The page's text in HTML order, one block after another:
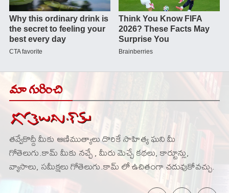
మా గురించి
తవ్వేకొద్దీ మీకు ఆణిముత్యాలు దొరికే సాహిత్య ఘని మీ
గోతెలుగు.కామ్ మీకు నచ్చే , మీరు మెచ్చే కథలు, కార్టూన్లు,
వ్యాసాలు, సమీక్షలు గోతెలుగు.కామ్ లో ఉచితంగా చదువుకోవచ్చు.